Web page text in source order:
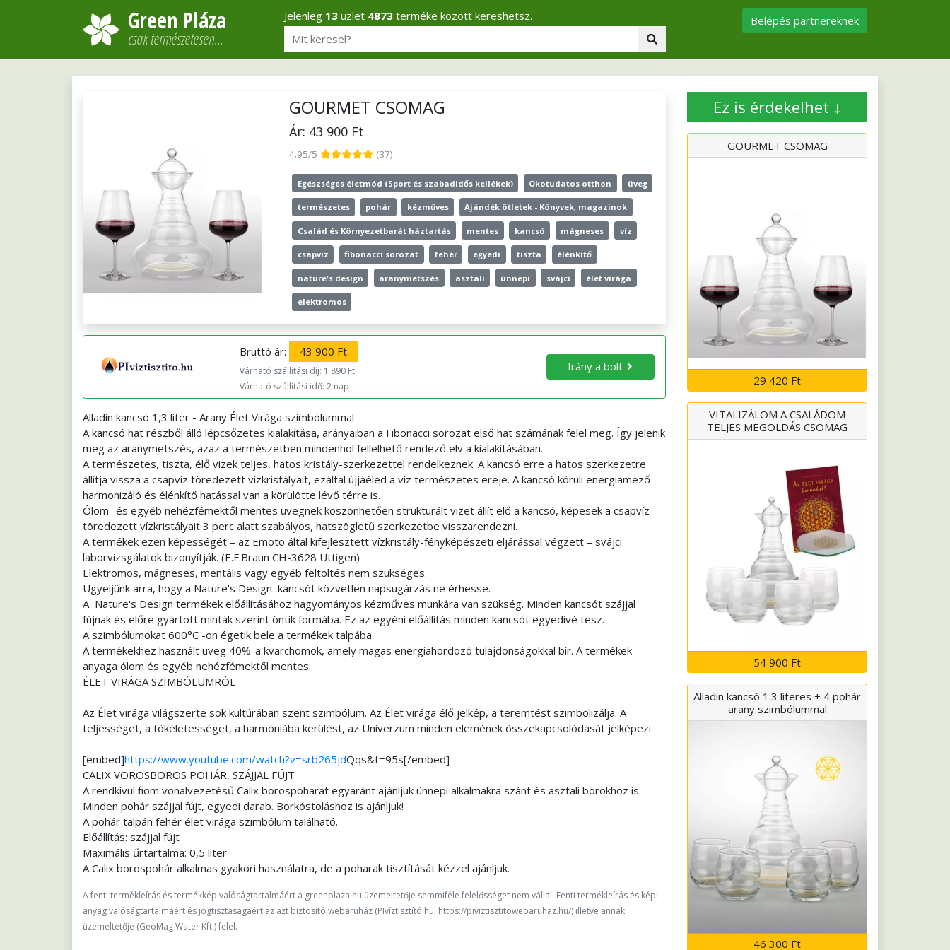
Green Pláza
csak természetesen…
Jelenleg 13 üzlet 4873 terméke között kereshetsz. Belépés partnereknek
GOURMET CSOMAG
Ár: 43 900 Ft
4.95/5 (37)
Egészséges életmód (Sport és szabadidős kellékek) Ökotudatos otthon üveg
természetes pohár kézműves Ajándék ötletek - Könyvek, magazinok
Család és Környezetbarát háztartás mentes kancsó mágneses víz
csapvíz fibonacci sorozat fehér egyedi tiszta élénkítő
nature's design aranymetszés asztali ünnepi svájci élet virága
elektromos
Bruttó ár: 43 900 Ft
Várható szállítási díj: 1 890 Ft
Várható szállítási idő: 2 nap
Irány a bolt
Alladin kancsó 1,3 liter - Arany Élet Virága szimbólummal
A kancsó hat részből álló lépcsőzetes kialakítása, arányaiban a Fibonacci sorozat első hat számának felel meg. Így jelenik
meg az aranymetszés, azaz a természetben mindenhol fellelhető rendező elv a kialakításában.
A természetes, tiszta, élő vizek teljes, hatos kristály-szerkezettel rendelkeznek. A kancsó erre a hatos szerkezetre
állítja vissza a csapvíz töredezett vízkristályait, ezáltal újjáéled a víz természetes ereje. A kancsó körüli energiamező
harmonizáló és élénkítő hatással van a körülötte lévő térre is.
Ólom- és egyéb nehézfémektől mentes üvegnek köszönhetően strukturált vizet állít elő a kancsó, képesek a csapvíz
töredezett vízkristályait 3 perc alatt szabályos, hatszögletű szerkezetbe visszarendezni.
A termékek ezen képességét – az Emoto által kifejlesztett vízkristály-fényképészeti eljárással végzett – svájci
laborvizsgálatok bizonyítják. (E.F.Braun CH-3628 Uttigen)
Elektromos, mágneses, mentális vagy egyéb feltöltés nem szükséges.
Ügyeljünk arra, hogy a Nature's Design kancsót közvetlen napsugárzás ne érhesse.
A Nature's Design termékek előállításához hagyományos kézműves munkára van szükség. Minden kancsót szájjal
fújnak és előre gyártott minták szerint öntik formába. Ez az egyéni előállítás minden kancsót egyedivé tesz.
A szimbólumokat 600°C -on égetik bele a termékek talpába.
A termékekhez használt üveg 40%-a kvarchomok, amely magas energiahordozó tulajdonságokkal bír. A termékek
anyaga ólom és egyéb nehézfémektől mentes.
ÉLET VIRÁGA SZIMBÓLUMRÓL
Az Élet virága világszerte sok kultúrában szent szimbólum. Az Élet virága élő jelkép, a teremtést szimbolizálja. A
teljességet, a tökéletességet, a harmóniába kerülést, az Univerzum minden elemének összekapcsolódását jelképezi.
[embed]https://www.youtube.com/watch?v=srb265jdQqs&t=95s[/embed]
CALIX VÖRÖSBOROS POHÁR, SZÁJJAL FÚJT
A rendkívül finom vonalvezetésű Calix borospoharat egyaránt ajánljuk ünnepi alkalmakra szánt és asztali borokhoz is.
Minden pohár szájjal fújt, egyedi darab. Borkóstoláshoz is ajánljuk!
A pohár talpán fehér élet virága szimbólum található.
Előállítás: szájjal fújt
Maximális űrtartalma: 0,5 liter
A Calix borospohár alkalmas gyakori használatra, de a poharak tisztítását kézzel ajánljuk.
A fenti termékleírás és termékkép valóságtartalmáért a greenplaza.hu üzemeltetője semmiféle felelősséget nem vállal. Fenti termékleírás és képi
anyag valóságtartalmáért és jogtisztaságáért az azt biztosító webáruház (PIvíztisztító.hu; https://piviztisztitowebaruhaz.hu/) illetve annak
üzemeltetője (GeoMag Water Kft.) felel.
Ez is érdekelhet ↓
GOURMET CSOMAG
29 420 Ft
VITALIZÁLOM A CSALÁDOM
TELJES MEGOLDÁS CSOMAG
54 900 Ft
Alladin kancsó 1.3 literes + 4 pohár
arany szimbólummal
46 300 Ft